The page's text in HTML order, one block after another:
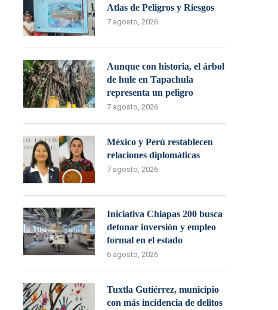
Atlas de Peligros y Riesgos
7 agosto, 2026
Aunque con historia, el árbol
de hule en Tapachula
representa un peligro
7 agosto, 2026
México y Perú restablecen
relaciones diplomáticas
7 agosto, 2026
Iniciativa Chiapas 200 busca
detonar inversión y empleo
formal en el estado
6 agosto, 2026
Tuxtla Gutiérrez, municipio
con más incidencia de delitos